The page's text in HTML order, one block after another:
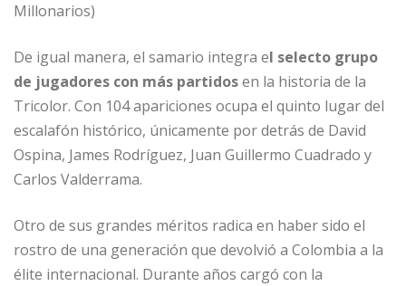
Millonarios)
De igual manera, el samario integra el selecto grupo
de jugadores con más partidosen la historia de la
Tricolor. Con 104 apariciones ocupa el quinto lugar del
escalafón histórico, únicamente por detrás de David
Ospina, James Rodríguez, Juan Guillermo Cuadrado y
Carlos Valderrama.
Otro de sus grandes méritos radica en haber sido el
rostro de una generación que devolvió a Colombia a la
élite internacional. Durante años cargó con la